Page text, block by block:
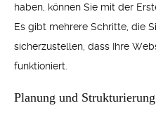
haben, können Sie mit der
Es gibt mehrere Schritte, die
sicherzustellen, dass Ihre
funktioniert.
Planung und